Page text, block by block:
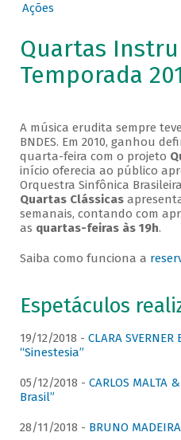
Ações
Quartas
Temporada
A música erudita sempre
BNDES. Em 2010, ganhou
quarta-feira com o projeto
início oferecia ao público
Orquestra Sinfônica
Quartas Clássicas
semanais, contando com
as quartas-feiras às 19h.
Saiba como funciona a
Espetáculos
19/12/2018 - CLARA
“Sinestesia”
05/12/2018 - CARLOS MALTA
Brasil”
28/11/2018 - BRUNO